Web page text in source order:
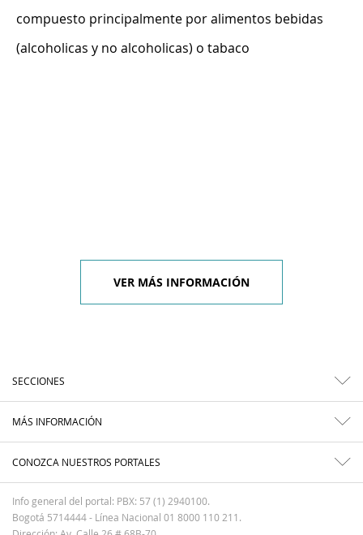
compuesto principalmente por alimentos bebidas
(alcoholicas y no alcoholicas) o tabaco
VER MÁS INFORMACIÓN
SECCIONES
MÁS INFORMACIÓN
CONOZCA NUESTROS PORTALES
Info general del portal: PBX: 57 (1) 2940100.
Bogotá 5714444 - Línea Nacional 01 8000 110 211.